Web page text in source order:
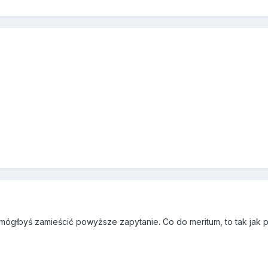
zamieścić powyższe zapytanie. Co do meritum, to tak